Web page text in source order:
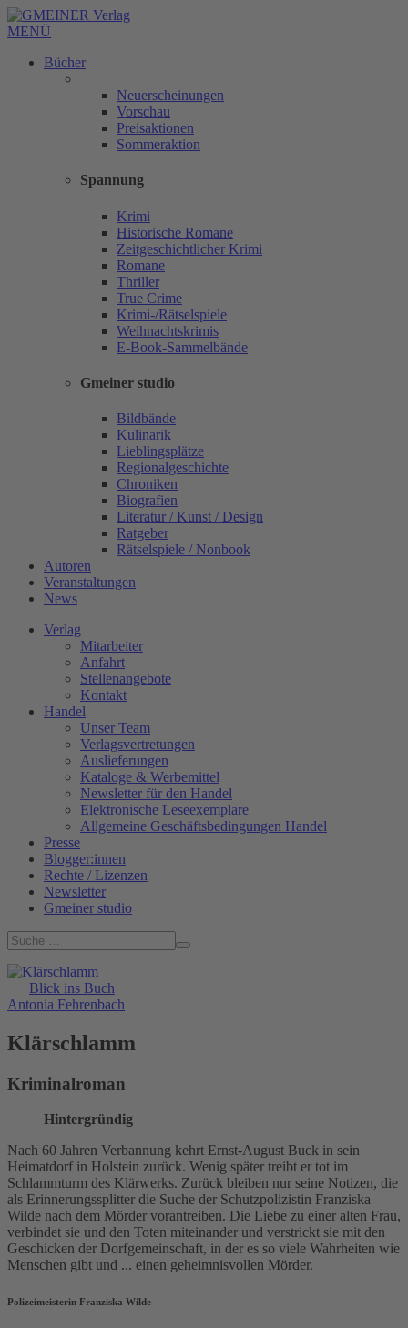
MENÜ
Bücher
Neuerscheinungen
Vorschau
Preisaktionen
Sommeraktion
Spannung
Krimi
Historische Romane
Zeitgeschichtlicher Krimi
Romane
Thriller
True Crime
Krimi-/Rätselspiele
Weihnachtskrimis
E-Book-Sammelbände
Gmeiner studio
Bildbände
Kulinarik
Lieblingsplätze
Regionalgeschichte
Chroniken
Biografien
Literatur / Kunst / Design
Ratgeber
Rätselspiele / Nonbook
Autoren
Veranstaltungen
News
Verlag
Mitarbeiter
Anfahrt
Stellenangebote
Kontakt
Handel
Unser Team
Verlagsvertretungen
Auslieferungen
Kataloge & Werbemittel
Newsletter für den Handel
Elektronische Leseexemplare
Allgemeine Geschäftsbedingungen Handel
Presse
Blogger:innen
Rechte / Lizenzen
Newsletter
Gmeiner studio
Blick ins Buch
Antonia Fehrenbach
Klärschlamm
Kriminalroman
Hintergründig
Nach 60 Jahren Verbannung kehrt Ernst-August Buck in sein
Heimatdorf in Holstein zurück. Wenig später treibt er tot im
Schlammturm des Klärwerks. Zurück bleiben nur seine Notizen, die
als Erinnerungssplitter die Suche der Schutzpolizistin Franziska
Wilde nach dem Mörder vorantreiben. Die Liebe zu einer alten Frau,
verbindet sie und den Toten miteinander und verstrickt sie mit den
Geschicken der Dorfgemeinschaft, in der es so viele Wahrheiten wie
Menschen gibt und ... einen geheimnisvollen Mörder.
Polizeimeisterin Franziska Wilde